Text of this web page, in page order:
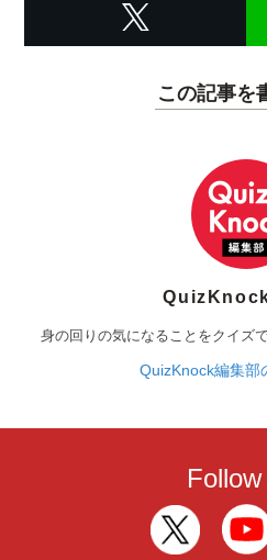
この記事を
身の回りの気になることをクイズ
QuizKnock編集部